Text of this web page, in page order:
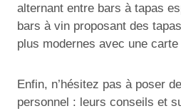
alternant entre bars à tapas
bars à vin proposant des
plus modernes avec une
Enfin, n’hésitez pas à poser
personnel : leurs conseils et